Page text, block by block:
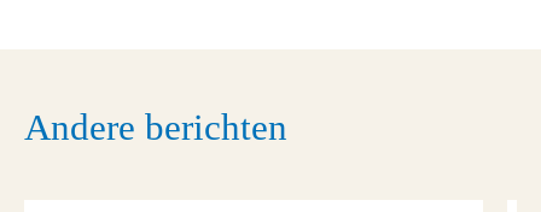
Andere berichten